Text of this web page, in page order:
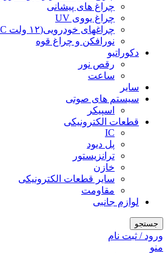
چراغ های پیشانی
چراغ یووی UV
چراغهای خودرویی(۱۲ ولت DC)
نورافکن و چراغ قوه
دکوراتیو
رقص نور
ساعت
سایر
سیستم های صوتی
اسپیکر
قطعات الکترونیکی
IC
پل دیود
ترانزیستور
خازن
سایر قطعات الکترونیکی
مقاومت
لوازم جانبی
جستجو
ورود / ثبت نام
منو